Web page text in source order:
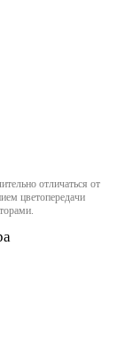
отличаться от
цветопередачи